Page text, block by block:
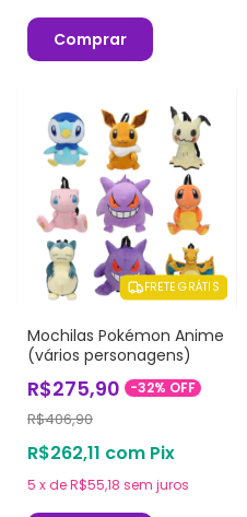
Comprar
FRETE GRÁTIS
Mochilas Pokémon Anime
(vários personagens)
R$275,90 -32% OFF
R$406,90
R$262,11 com Pix
5 xdeR$55,18 sem juros